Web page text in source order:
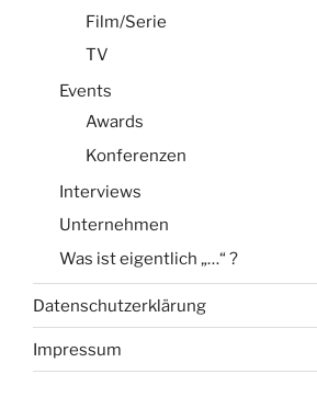
Film/Serie
TV
Events
Awards
Konferenzen
Interviews
Unternehmen
Was ist eigentlich „…“ ?
Datenschutzerklärung
Impressum